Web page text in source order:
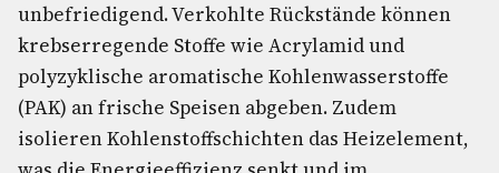
unbefriedigend. Verkohlte Rückstände können
krebserregende Stoffe wie Acrylamid und
polyzyklische aromatische Kohlenwasserstoffe
(PAK) an frische Speisen abgeben. Zudem
isolieren Kohlenstoffschichten das Heizelement,